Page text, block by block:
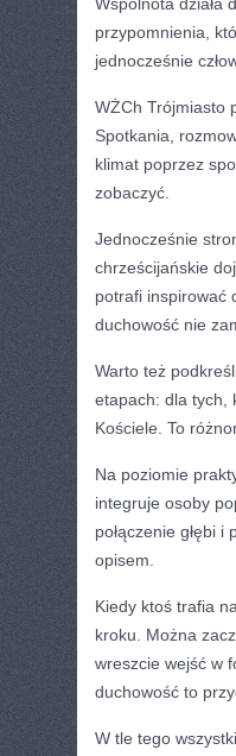
przypomnienia,
jednocześnie
WŻCh Trójmiasto
Spotkania,
klimat poprzez
zobaczyć.
Jednocześnie
chrześcijańskie
potrafi inspirować
duchowość nie
Warto też
etapach: dla tych,
Kościele. To
Na poziomie
integruje osoby
połączenie głębi
opisem.
Kiedy ktoś trafia
kroku. Można
wreszcie wejść w
duchowość to
W tle tego